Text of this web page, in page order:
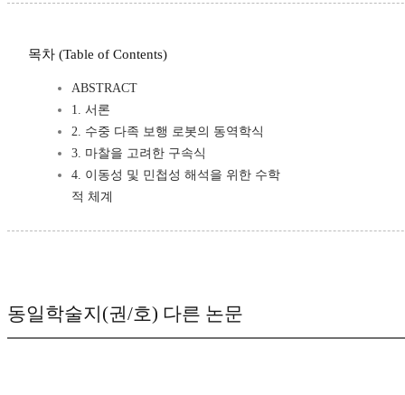
목차 (Table of Contents)
ABSTRACT
1. 서론
2. 수중 다족 보행 로봇의 동역학식
3. 마찰을 고려한 구속식
4. 이동성 및 민첩성 해석을 위한 수학
적 체계
동일학술지(권/호) 다른 논문